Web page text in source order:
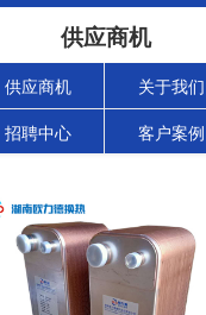
供应商机
供应商机 关于我们
招聘中心 客户案例